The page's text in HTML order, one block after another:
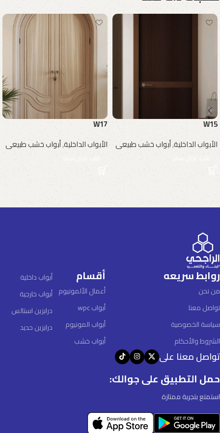
W15
الأبواب الداخلية,أبواب خشب طبيعى
طلب عرض سعر
W17
الأبواب الداخلية,أبواب خشب طبيعى
طلب عرض سعر
روابط سريعه
من نحن
تواصل معنا
سياسة الخصوصية
الشروط والأحكام
أقسام
أعمال الألمونيوم
أبواب wpc
أبواب المونيوم
أبواب خشب
أبواب داخلية
أبواب خارجية
درابزين استالس
درابزين حديد
تواصل معنا على
حمل التطبيق على جوالك:
استمتع بتجربة ممتازة